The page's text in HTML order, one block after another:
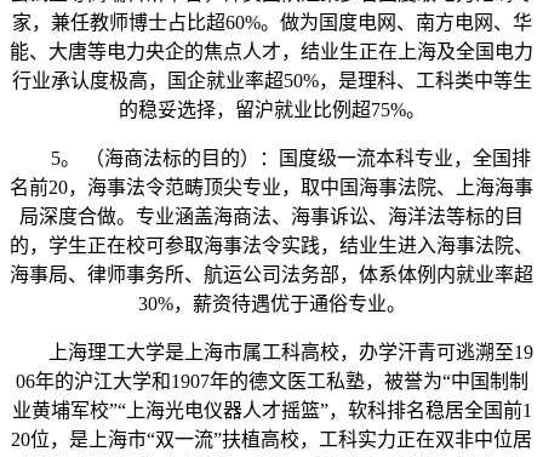
家，兼任教师博士占比超60%。做为国度电网、南方电网、华
能、大唐等电力央企的焦点人才，结业生正在上海及全国电力
行业承认度极高，国企就业率超50%，是理科、工科类中等生
的稳妥选择，留沪就业比例超75%。
5。 （海商法标的目的）：国度级一流本科专业，全国排
名前20，海事法令范畴顶尖专业，取中国海事法院、上海海事
局深度合做。专业涵盖海商法、海事诉讼、海洋法等标的目
的，学生正在校可参取海事法令实践，结业生进入海事法院、
海事局、律师事务所、航运公司法务部，体系体例内就业率超
30%，薪资待遇优于通俗专业。
上海理工大学是上海市属工科高校，办学汗青可逃溯至19
06年的沪江大学和1907年的德文医工私塾，被誉为“中国制制
业黄埔军校”“上海光电仪器人才摇篮”，软科排名稳居全国前1
20位，是上海市“双一流”扶植高校，工科实力正在双非中位居